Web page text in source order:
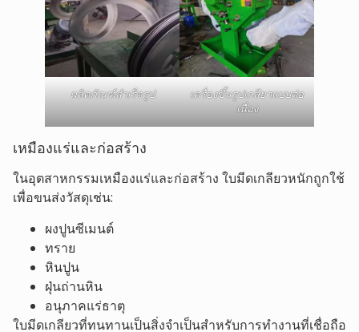
ผลิตภัณฑ์สำเร็จรูป
เครื่องขึ้นรูปเกลียวแบบต่อ
เนื่อง
เหมืองแร่และก่อสร้าง
ในอุตสาหกรรมเหมืองแร่และก่อสร้าง ใบมีดเกลียวหนักถูกใช้
เพื่อขนส่งวัสดุเช่น:
ผงปูนซีเมนต์
ทราย
หินปูน
ฝุ่นถ่านหิน
อนุภาคแร่ธาตุ
ใบมีดเกลียวที่ทนทานเป็นสิ่งจำเป็นสำหรับการทำงานที่เชื่อถือ